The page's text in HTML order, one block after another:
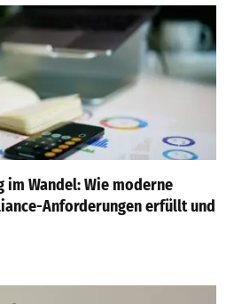
im Wandel: Wie moderne
Anforderungen erfüllt und